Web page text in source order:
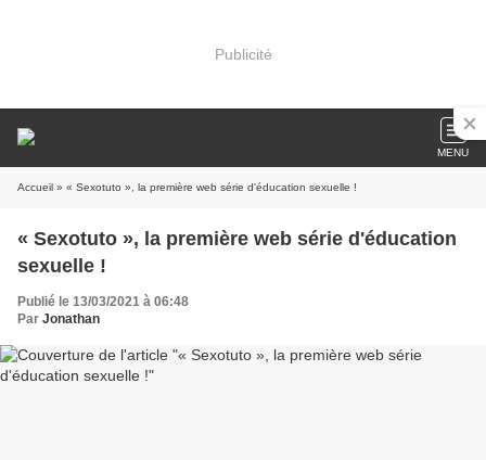
Publicité
MENU
Accueil » « Sexotuto », la première web série d'éducation sexuelle !
« Sexotuto », la première web série d'éducation
sexuelle !
Publié le 13/03/2021 à 06:48
Par Jonathan